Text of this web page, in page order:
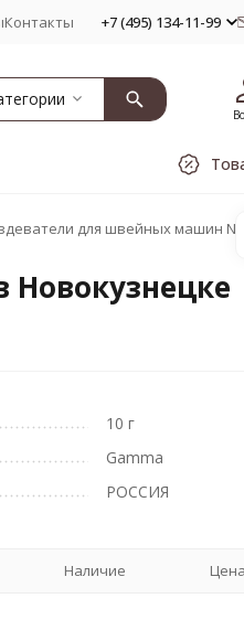
Контакты +7 (495) 134-11-99
для швейных машин
10 г
Gamma
РОССИЯ
Наличие Цена